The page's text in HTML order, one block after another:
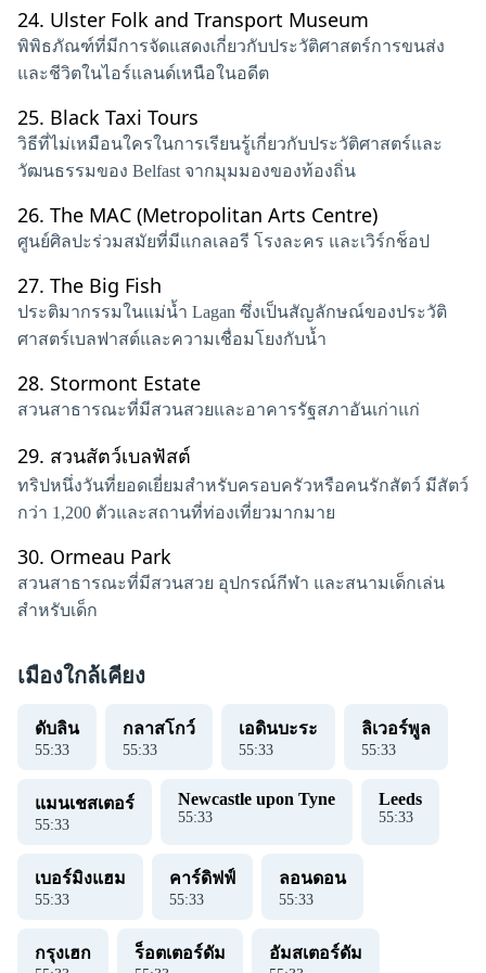
24. Ulster Folk and Transport Museum
พิพิธภัณฑ์ที่มีการจัดแสดงเกี่ยวกับประวัติศาสตร์การขนส่ง
และชีวิตในไอร์แลนด์เหนือในอดีต
25. Black Taxi Tours
วิธีที่ไม่เหมือนใครในการเรียนรู้เกี่ยวกับประวัติศาสตร์และ
วัฒนธรรมของ Belfast จากมุมมองของท้องถิ่น
26. The MAC (Metropolitan Arts Centre)
ศูนย์ศิลปะร่วมสมัยที่มีแกลเลอรี โรงละคร และเวิร์กช็อป
27. The Big Fish
ประติมากรรมในแม่น้ำ Lagan ซึ่งเป็นสัญลักษณ์ของประวัติ
ศาสตร์เบลฟาสต์และความเชื่อมโยงกับน้ำ
28. Stormont Estate
สวนสาธารณะที่มีสวนสวยและอาคารรัฐสภาอันเก่าแก่
29. สวนสัตว์เบลฟัสต์
ทริปหนึ่งวันที่ยอดเยี่ยมสำหรับครอบครัวหรือคนรักสัตว์ มีสัตว์
กว่า 1,200 ตัวและสถานที่ท่องเที่ยวมากมาย
30. Ormeau Park
สวนสาธารณะที่มีสวนสวย อุปกรณ์กีฬา และสนามเด็กเล่น
สำหรับเด็ก
เมืองใกล้เคียง
ดับลิน
55:34
กลาสโกว์
55:34
เอดินบะระ
55:34
ลิเวอร์พูล
55:34
แมนเชสเตอร์
55:34
Newcastle upon Tyne
55:34
Leeds
55:34
เบอร์มิงแฮม
55:34
คาร์ดิฟฟ์
55:34
ลอนดอน
55:34
กรุงเฮก ร็อตเตอร์ดัม อัมสเตอร์ดัม